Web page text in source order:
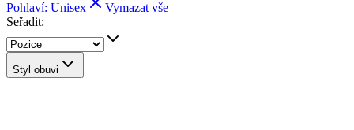
Pohlaví: Unisex
Vymazat vše
Seřadit:
Styl obuvi